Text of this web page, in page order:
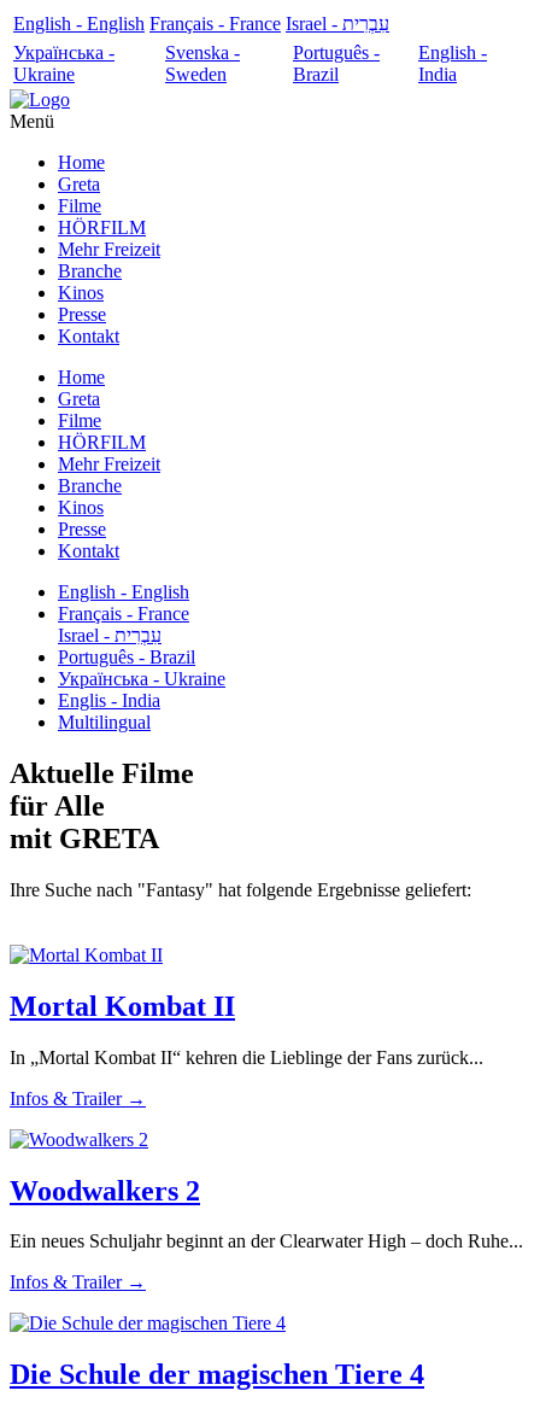
English - English Français - France
עִבְרִית - Israel
Українська -
Ukraine
Svenska -
Sweden
Português -
Brazil
English -
India
Menü
Home
Greta
Filme
HÖRFILM
Mehr Freizeit
Branche
Kinos
Presse
Kontakt
Home
Greta
Filme
HÖRFILM
Mehr Freizeit
Branche
Kinos
Presse
Kontakt
English - English
Français - France
עִבְרִית - Israel
Português - Brazil
Українська - Ukraine
Englis - India
Multilingual
Aktuelle Filme
für Alle
mit GRETA
Ihre Suche nach "Fantasy" hat folgende Ergebnisse geliefert:
Mortal Kombat II
In „Mortal Kombat II“ kehren die Lieblinge der Fans zurück...
Infos & Trailer →
Woodwalkers 2
Ein neues Schuljahr beginnt an der Clearwater High – doch Ruhe...
Infos & Trailer →
Die Schule der magischen Tiere 4